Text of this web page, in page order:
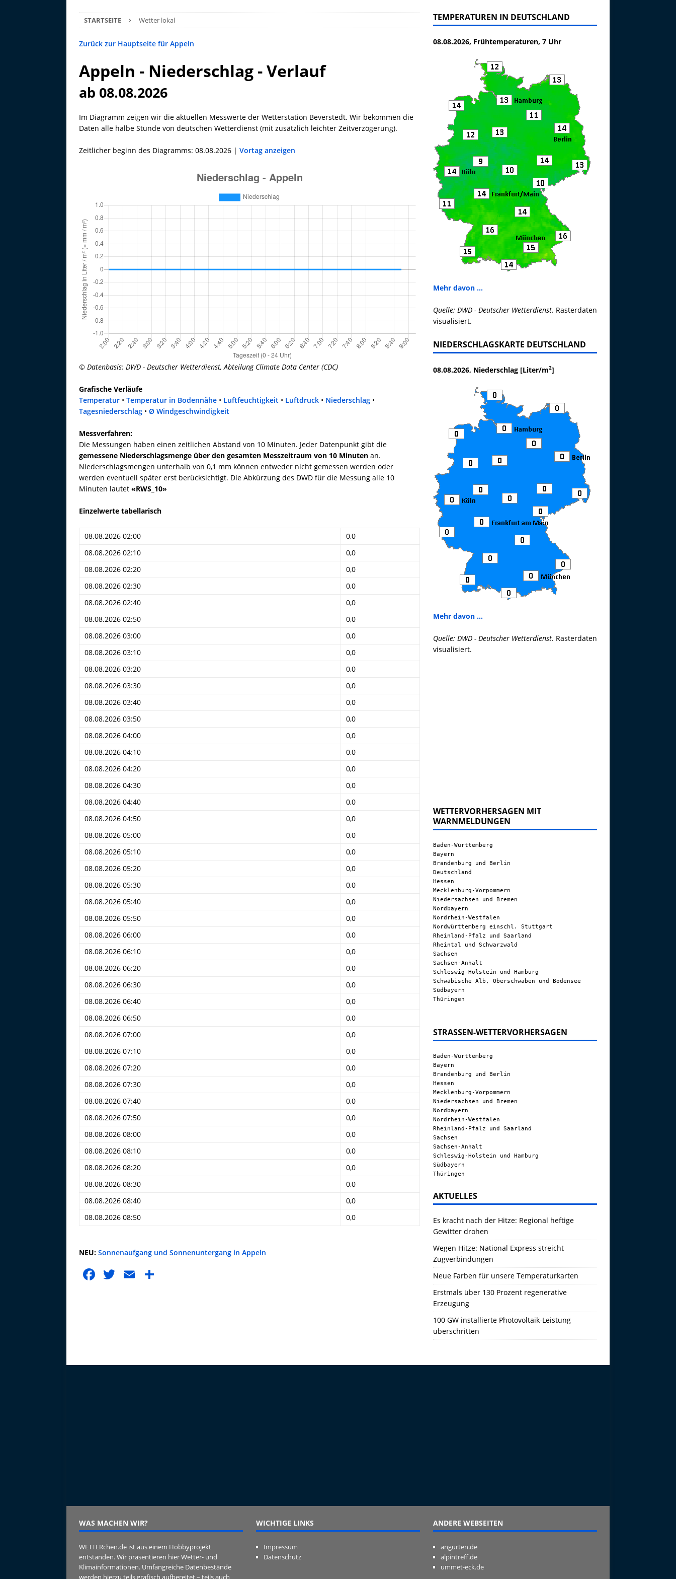
STARTSEITE Wetter lokal
Zurück zur Hauptseite für Appeln
Appeln - Niederschlag - Verlauf
ab 08.08.2026
Im Diagramm zeigen wir die aktuellen Messwerte der Wetterstation Beverstedt. Wir bekommen die
Daten alle halbe Stunde von deutschen Wetterdienst (mit zusätzlich leichter Zeitverzögerung).
Zeitlicher beginn des Diagramms: 08.08.2026 | Vortag anzeigen
© Datenbasis: DWD - Deutscher Wetterdienst, Abteilung Climate Data Center (CDC)
Grafische Verläufe
Temperatur • Temperatur in Bodennähe • Luftfeuchtigkeit • Luftdruck • Niederschlag •
Tagesniederschlag • Ø Windgeschwindigkeit
Messverfahren:
Die Messungen haben einen zeitlichen Abstand von 10 Minuten. Jeder Datenpunkt gibt die
gemessene Niederschlagsmenge über den gesamten Messzeitraum von 10 Minuten an.
Niederschlagsmengen unterhalb von 0,1 mm können entweder nicht gemessen werden oder
werden eventuell später erst berücksichtigt. Die Abkürzung des DWD für die Messung alle 10
Minuten lautet «RWS_10»
Einzelwerte tabellarisch
08.08.2026 02:00
0,0
08.08.2026 02:10
0,0
08.08.2026 02:20
0,0
08.08.2026 02:30
0,0
08.08.2026 02:40
0,0
08.08.2026 02:50
0,0
08.08.2026 03:00
0,0
08.08.2026 03:10
0,0
08.08.2026 03:20
0,0
08.08.2026 03:30
0,0
08.08.2026 03:40
0,0
08.08.2026 03:50
0,0
08.08.2026 04:00
0,0
08.08.2026 04:10
0,0
08.08.2026 04:20
0,0
08.08.2026 04:30
0,0
08.08.2026 04:40
0,0
08.08.2026 04:50
0,0
08.08.2026 05:00
0,0
08.08.2026 05:10
0,0
08.08.2026 05:20
0,0
08.08.2026 05:30
0,0
08.08.2026 05:40
0,0
08.08.2026 05:50
0,0
08.08.2026 06:00
0,0
08.08.2026 06:10
0,0
08.08.2026 06:20
0,0
08.08.2026 06:30
0,0
08.08.2026 06:40
0,0
08.08.2026 06:50
0,0
08.08.2026 07:00
0,0
08.08.2026 07:10
0,0
08.08.2026 07:20
0,0
08.08.2026 07:30
0,0
08.08.2026 07:40
0,0
08.08.2026 07:50
0,0
08.08.2026 08:00
0,0
08.08.2026 08:10
0,0
08.08.2026 08:20
0,0
08.08.2026 08:30
0,0
08.08.2026 08:40
0,0
08.08.2026 08:50
0,0
NEU: Sonnenaufgang und Sonnenuntergang in Appeln
F
o
T E
TEMPERATUREN IN DEUTSCHLAND
08.08.2026, Frühtemperaturen, 7 Uhr
Mehr davon ...
Quelle: DWD - Deutscher Wetterdienst. Rasterdaten
visualisiert.
NIEDERSCHLAGSKARTE DEUTSCHLAND
08.08.2026, Niederschlag [Liter/m2]
Mehr davon ...
Quelle: DWD - Deutscher Wetterdienst. Rasterdaten
visualisiert.
WETTERVORHERSAGEN MIT
WARNMELDUNGEN
Baden-Württemberg
Bayern
Brandenburg und Berlin
Deutschland
Hessen
Mecklenburg-Vorpommern
Niedersachsen und Bremen
Nordbayern
Nordrhein-Westfalen
Nordwürttemberg einschl. Stuttgart
Rheinland-Pfalz und Saarland
Rheintal und Schwarzwald
Sachsen
Sachsen-Anhalt
Schleswig-Holstein und Hamburg
Schwäbische Alb, Oberschwaben und Bodensee
Südbayern
Thüringen
STRASSEN-WETTERVORHERSAGEN
Baden-Württemberg
Bayern
Brandenburg und Berlin
Hessen
Mecklenburg-Vorpommern
Niedersachsen und Bremen
Nordbayern
Nordrhein-Westfalen
Rheinland-Pfalz und Saarland
Sachsen
Sachsen-Anhalt
Schleswig-Holstein und Hamburg
Südbayern
Thüringen
AKTUELLES
Es kracht nach der Hitze: Regional heftige
Gewitter drohen
Wegen Hitze: National Express streicht
Zugverbindungen
Neue Farben für unsere Temperaturkarten
Erstmals über 130 Prozent regenerative
Erzeugung
100 GW installierte Photovoltaik-Leistung
überschritten
WAS MACHEN WIR?
WETTERchen.de ist aus einem Hobbyprojekt
entstanden. Wir präsentieren hier Wetter- und
Klimainformationen. Umfangreiche Datenbestände
werden hierzu teils grafisch aufbereitet – teils auch
WICHTIGE LINKS
Impressum
Datenschutz
ANDERE WEBSEITEN
angurten.de
alpintreff.de
ummet-eck.de